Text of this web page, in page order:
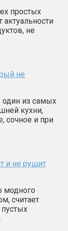
простых
не
не
один из самых
кухни,
сочное и при
и не рушит
модного
считает